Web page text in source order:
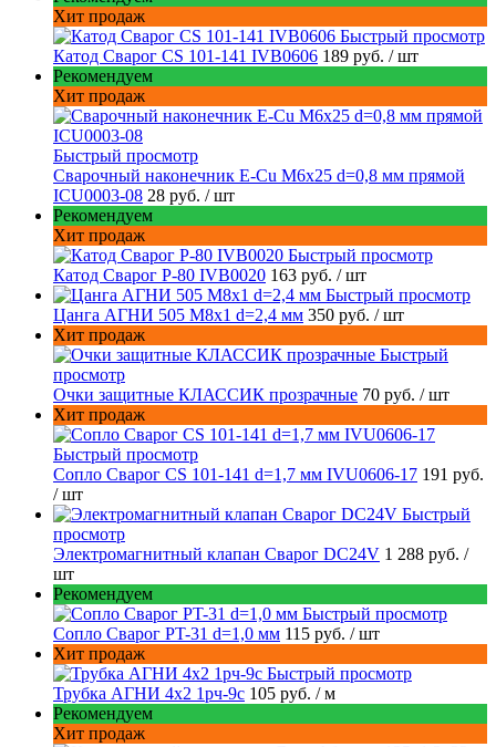
Хит продаж
Быстрый просмотр
Катод Сварог CS 101-141 IVB0606 189 руб. / шт
Рекомендуем
Хит продаж
Быстрый просмотр
Сварочный наконечник E-Cu M6x25 d=0,8 мм прямой
ICU0003-08 28 руб. / шт
Рекомендуем
Хит продаж
Быстрый просмотр
Катод Сварог P-80 IVB0020 163 руб. / шт
Быстрый просмотр
Цанга АГНИ 505 М8х1 d=2,4 мм 350 руб. / шт
Хит продаж
Быстрый
просмотр
Очки защитные КЛАССИК прозрачные 70 руб. / шт
Хит продаж
Быстрый просмотр
Сопло Сварог CS 101-141 d=1,7 мм IVU0606-17 191 руб.
/ шт
Быстрый
просмотр
Электромагнитный клапан Сварог DC24V 1 288 руб. /
шт
Рекомендуем
Быстрый просмотр
Сопло Сварог PT-31 d=1,0 мм 115 руб. / шт
Хит продаж
Быстрый просмотр
Трубка АГНИ 4х2 1рч-9с 105 руб. / м
Рекомендуем
Хит продаж